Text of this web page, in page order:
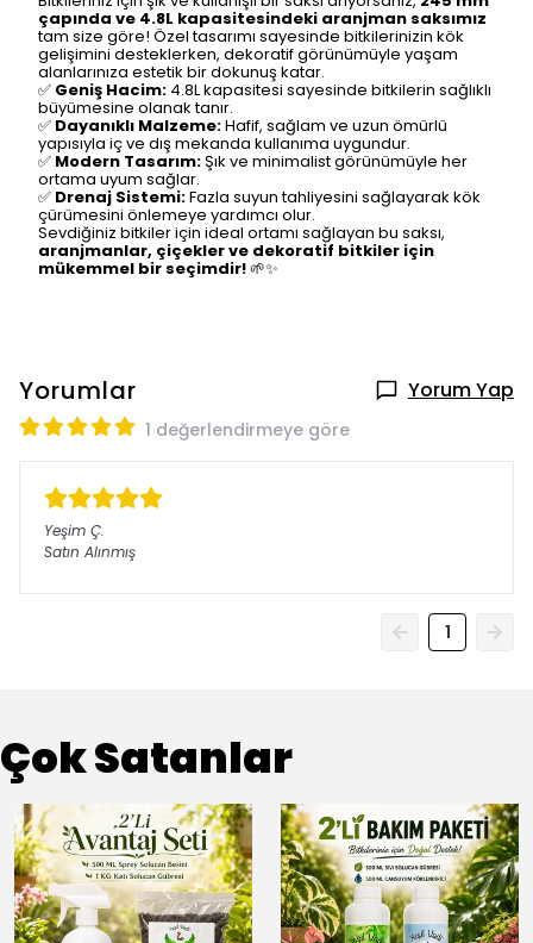
çapında ve 4.8L kapasitesindeki aranjman saksımız
tam size göre! Özel tasarımı sayesinde bitkilerinizin kök
gelişimini desteklerken, dekoratif görünümüyle yaşam
alanlarınıza estetik bir dokunuş katar.
✅ Geniş Hacim: 4.8L kapasitesi sayesinde bitkilerin sağlıklı
büyümesine olanak tanır.
✅ Dayanıklı Malzeme:Hafif, sağlam ve uzun ömürlü
yapısıyla iç ve dış mekanda kullanıma uygundur.
✅ Modern Tasarım:Şık ve minimalist görünümüyle her
ortama uyum sağlar.
✅ Drenaj Sistemi:Fazla suyun tahliyesini sağlayarak kök
çürümesini önlemeye yardımcı olur.
Sevdiğiniz bitkiler için ideal ortamı sağlayan bu saksı,
aranjmanlar, çiçekler ve dekoratif bitkiler için
mükemmel bir seçimdir!🌱✨
Yorumlar Yorum Yap
1 değerlendirmeye göre
Yeşim Ç.
Satın Alınmış
1
Çok Satanlar